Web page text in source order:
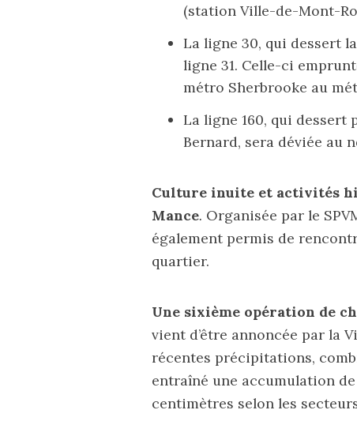
(station Ville-de-Mont-
La ligne 30, qui dessert
ligne 31. Celle-ci
métro Sherbrooke au
La ligne 160, qui
Bernard, sera déviée au
Culture inuite et activités
Mance. Organisée par le
également permis de
quartier.
Une sixième opération de
vient d’être annoncée par la
récentes précipitations,
entraîné une accumulation
centimètres selon les